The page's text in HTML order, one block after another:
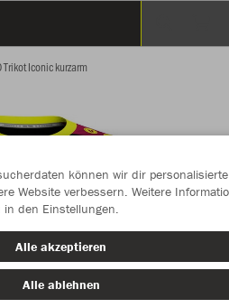
Trikot Iconic kurzarm
können wir dir personalisierte
Website verbessern. Weitere
den Einstellungen.
Alle akzeptieren
Alle ablehnen